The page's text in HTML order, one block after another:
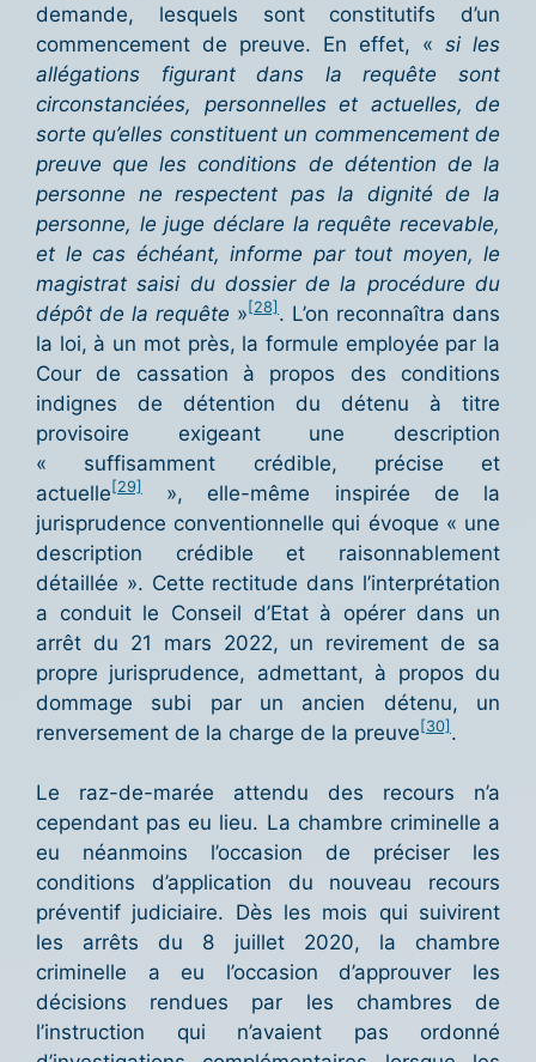
demande, lesquels sont constitutifs d’un
commencement de preuve. En effet, « si les
allégations figurant dans la requête sont
circonstanciées, personnelles et actuelles, de
sorte qu’elles constituent un commencement de
preuve que les conditions de détention de la
personne ne respectent pas la dignité de la
personne, le juge déclare la requête recevable,
et le cas échéant, informe par tout moyen, le
magistrat saisi du dossier de la procédure du
dépôt de la requête »[28] . L’on reconnaîtra dans
la loi, à un mot près, la formule employée par la
Cour de cassation à propos des conditions
indignes de détention du détenu à titre
provisoire exigeant une description
« suffisamment crédible, précise et
actuelle[29]
», elle-même inspirée de la
jurisprudence conventionnelle qui évoque « une
description crédible et raisonnablement
détaillée ». Cette rectitude dans l’interprétation
a conduit le Conseil d’Etat à opérer dans un
arrêt du 21 mars 2022, un revirement de sa
propre jurisprudence, admettant, à propos du
dommage subi par un ancien détenu, un
renversement de la charge de la preuve[30] .
Le raz-de-marée attendu des recours n’a
cependant pas eu lieu. La chambre criminelle a
eu néanmoins l’occasion de préciser les
conditions d’application du nouveau recours
préventif judiciaire. Dès les mois qui suivirent
les arrêts du 8 juillet 2020, la chambre
criminelle a eu l’occasion d’approuver les
décisions rendues par les chambres de
l’instruction qui n’avaient pas ordonné